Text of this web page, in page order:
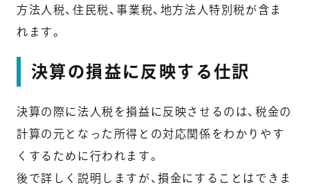
方法人税、住民税、事業税、地方法人特別税が含ま
れます。
決算の損益に反映する仕訳
決算の際に法人税を損益に反映させるのは、税金の
計算の元となった所得との対応関係をわかりやす
くするために行われます。
後で詳しく説明しますが、損金にすることはできま